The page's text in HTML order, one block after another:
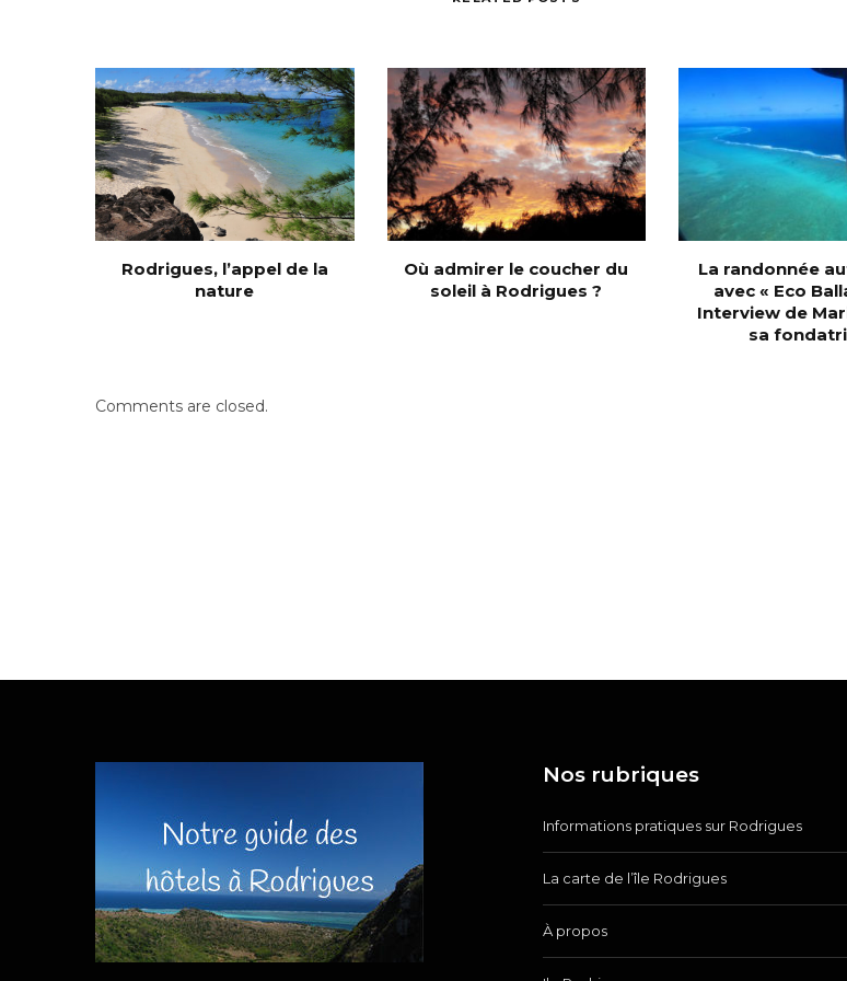
Rodrigues, l’appel de la
nature
Où admirer le coucher du
soleil à Rodrigues ?
La randonnée
avec « Eco
Interview de
sa
Comments are closed.
Nos rubriques
Informations pratiques sur Rodrigues
La carte de l’île Rodrigues
À propos